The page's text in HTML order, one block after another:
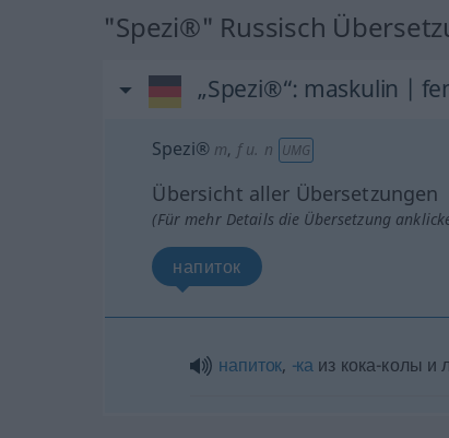
"Spezi®" Russisch
„Spezi®“: maskulin |
Spezi®m, fu. n UMG
Übersicht aller Übersetzungen
(Für mehr Details die Übersetzung
напиток
напиток, -ка из кока-колы и